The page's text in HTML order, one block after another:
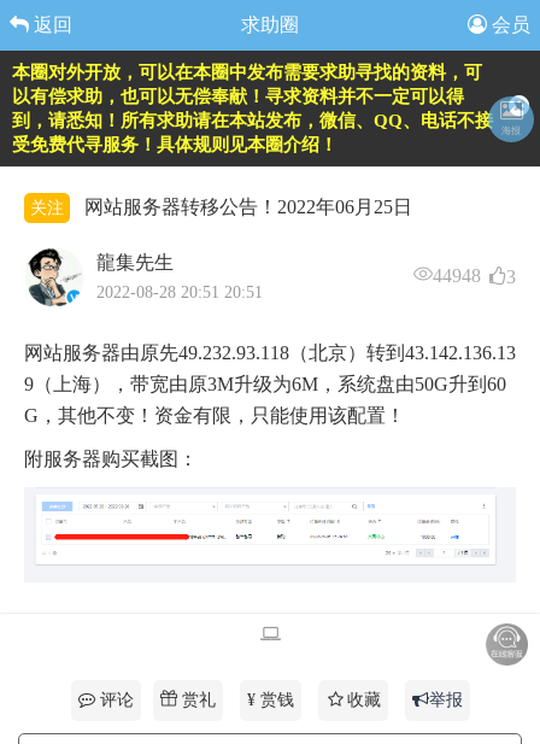
返回 求助圈 会员
本圈对外开放，可以在本圈中发布需要求助寻找的资料，可
以有偿求助，也可以无偿奉献！寻求资料并不一定可以得
到，请悉知！所有求助请在本站发布，微信、QQ、电话不接
受免费代寻服务！具体规则见本圈介绍！
关注 网站服务器转移公告！2022年06月25日
龍集先生
2022-08-28 20:51 20:51
44948 3
网站服务器由原先49.232.93.118（北京）转到43.142.136.13
9（上海），带宽由原3M升级为6M，系统盘由50G升到60
G，其他不变！资金有限，只能使用该配置！
附服务器购买截图：
评论 赏礼 ¥ 赏钱 收藏 举报
海报